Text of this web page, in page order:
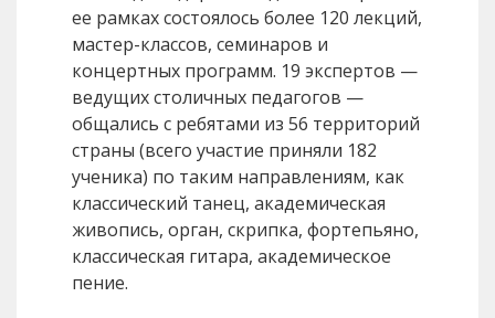
ее рамках состоялось более 120 лекций,
мастер-классов, семинаров и
концертных программ. 19 экспертов —
ведущих столичных педагогов —
общались с ребятами из 56 территорий
страны (всего участие приняли 182
ученика) по таким направлениям, как
классический танец, академическая
живопись, орган, скрипка, фортепьяно,
классическая гитара, академическое
пение.